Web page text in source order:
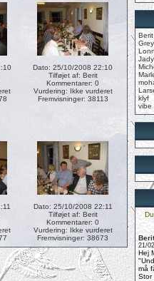
Dato: 25/10/2008 22:10
Tilføjet af: Berit
Kommentarer: 0
Vurdering: Ikke vurderet
Fremvisninger: 38113
Dato: 25/10/2008 22:11
Tilføjet af: Berit
Kommentarer: 0
Vurdering: Ikke vurderet
Fremvisninger: 38673
Berit
Jady
klyf
vibe
Berit
21/
Hej
må
Stor